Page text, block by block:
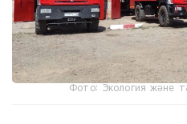
Фото: Экология және